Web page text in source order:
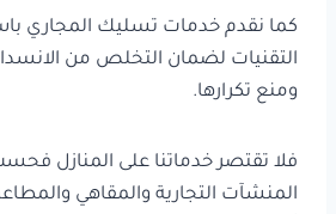
كما نقدم خدمات تسليك المجاري
التقنيات لضمان التخلص من
ومنع تكرارها.
فلا تقتصر خدماتنا على المنازل
المنشآت التجارية والمقاهي